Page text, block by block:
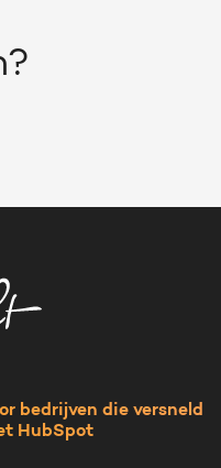
bedrijven die versneld
HubSpot